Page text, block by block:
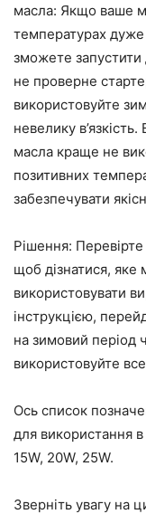
масла: Якщо ваше
температурах
зможете запустити
не проверне
використовуйте
невелику
масла краще не
позитивних
забезпечувати
Рішення:
щоб дізнатися,
використовувати
інструкцією,
на зимовий період
використовуйте
Ось список
для використання
15W, 20W, 25W.
Зверніть увагу на